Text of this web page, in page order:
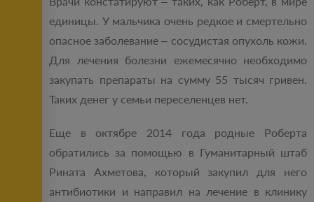
единицы. У мальчика очень редкое и смертельно
опасное заболевание – сосудистая опухоль кожи.
Для лечения болезни ежемесячно необходимо
закупать препараты на сумму 55 тысяч гривен.
Таких денег у семьи переселенцев нет.
Еще в октябре 2014 года родные Роберта
обратились за помощью в Гуманитарный штаб
Рината Ахметова, который закупил для него
антибиотики и направил на лечение в клинику